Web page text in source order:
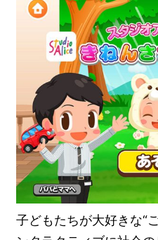
子どもたちが大好きな“